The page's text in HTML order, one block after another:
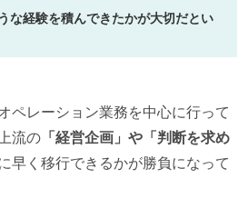
な経験を積んできたかが大切だとい
ペレーション業務を中心に行って
流の 「経営企画」や「判断を求め
早く移行できるかが勝負になって